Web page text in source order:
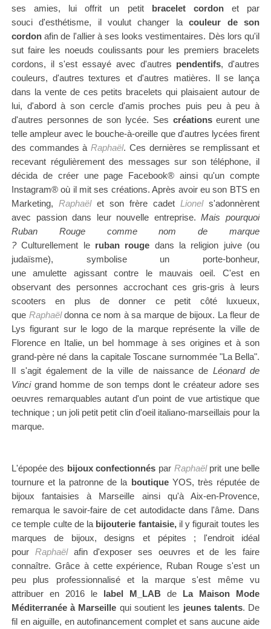
ses amies, lui offrit un petit bracelet cordon et par
soucid'esthétisme, il voulut changer lacouleur de son
cordonafin de l'allier à ses looks vestimentaires. Dès lors qu'il
sut faire les noeuds coulissants pour les premiers bracelets
cordons, il s'est essayé avec d'autres pendentifs, d'autres
couleurs, d'autres textures et d'autres matières. Il se lança
dans la vente de ces petits bracelets qui plaisaient autour de
lui, d'abord à son cercle d'amis proches puis peu à peu à
d'autres personnes de son lycée. Ses créationseurent une
telle ampleur avec le bouche-à-oreille que d'autres lycées firent
des commandes àRaphaël. Ces dernières se remplissant et
recevant régulièrement des messages sur son téléphone, il
décida de créer une page Facebook® ainsi qu'un compte
Instagram® où il mit ses créations. Après avoir eu son BTS en
Marketing, Raphaël et son frère cadetLionels'adonnèrent
avec passion dans leur nouvelle entreprise.Mais pourquoi
Ruban Rouge comme nom de marque
? Culturellement le ruban rouge dans la religion juive (ou
judaïsme), symbolise un porte-bonheur,
uneamulette agissantcontre le mauvais oeil. C'est en
observant des personnes accrochant cesgris-gris à leurs
scooters en plus de donner ce petit côté luxueux,
que Raphaëldonna ce nom à sa marque de bijoux. La fleur de
Lys figurant sur le logo de la marque représente la ville de
Florence en Italie, un bel hommage à ses origines et à son
grand-père né dans la capitale Toscane surnommée "La Bella".
Il s'agit également de la ville de naissance de Léonard de
Vinci grand homme de son temps dont le créateur adore ses
oeuvres remarquables autant d'un point de vue artistique que
technique ; un joli petit petit clin d'oeil italiano-marseillais pour la
marque.
L'épopée des bijoux confectionnés par Raphaël prit une belle
tournure et la patronne de la boutiqueYOS, très réputée de
bijoux fantaisiesà Marseille ainsi qu'à Aix-en-Provence,
remarqua le savoir-faire de cet autodidacte dans l'âme. Dans
ce temple culte de la bijouterie fantaisie, il y figurait toutes les
marques de bijoux, designs et pépites ; l'endroit idéal
pour Raphaëlafin d'exposer ses oeuvres et de les faire
connaître. Grâce à cette expérience, Ruban Rouge s'est un
peu plus professionnalisé et la marque s'est même vu
attribuer en 2016 le label M_LAB de La Maison Mode
Méditerranée à Marseille qui soutient les jeunes talents. De
fil en aiguille, enautofinancement complet et sans aucune aide